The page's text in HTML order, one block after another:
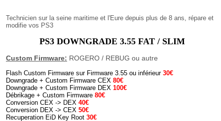
Technicien sur la seine maritime et l'Eure depuis plus de 8 ans, répare et
modifie vos PS3
PS3 DOWNGRADE 3.55 FAT / SLIM
Custom Firmware: ROGERO / REBUG ou autre
Flash Custom Firmware sur Firmware 3.55 ou inférieur 30€
Downgrade + Custom Firmware CEX 80€
Downgrade + Custom Firmware DEX 100€
Débrikage + Custom Firmware 80€
Conversion CEX -> DEX 40€
Conversion DEX -> CEX 50€
Recuperation EiD Key Root 30€